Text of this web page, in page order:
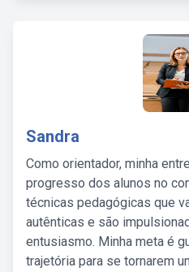
Sandra
Como orientador, minha
progresso dos alunos no
técnicas pedagógicas que
autênticas e são
entusiasmo. Minha meta é
trajetória para se tornarem